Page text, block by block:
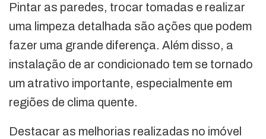
Pintar as paredes, trocar tomadas e realizar
uma limpeza detalhada são ações que podem
fazer uma grande diferença. Além disso, a
instalação de ar condicionado tem se tornado
um atrativo importante, especialmente em
regiões de clima quente.
Destacar as melhorias realizadas no imóvel